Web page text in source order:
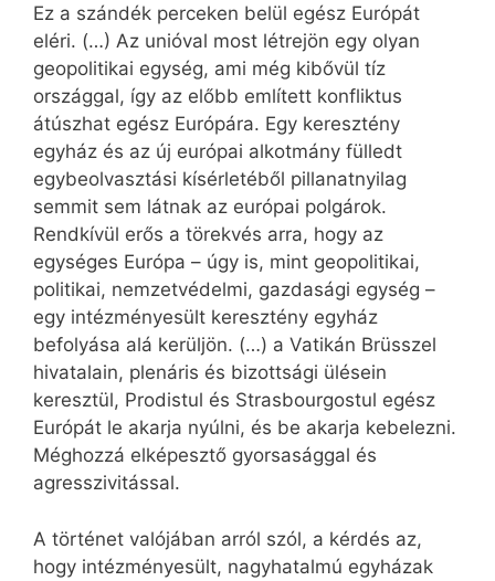
Ez a szándék perceken belül egész Európát
eléri. (…) Az unióval most létrejön egy olyan
geopolitikai egység, ami még kibővül tíz
országgal, így az előbb említett konfliktus
átúszhat egész Európára. Egy keresztény
egyház és az új európai alkotmány fülledt
egybeolvasztási kísérletéből pillanatnyilag
semmit sem látnak az európai polgárok.
Rendkívül erős a törekvés arra, hogy az
egységes Európa – úgy is, mint geopolitikai,
politikai, nemzetvédelmi, gazdasági egység –
egy intézményesült keresztény egyház
befolyása alá kerüljön. (…) a Vatikán Brüsszel
hivatalain, plenáris és bizottsági ülésein
keresztül, Prodistul és Strasbourgostul egész
Európát le akarja nyúlni, és be akarja kebelezni.
Méghozzá elképesztő gyorsasággal és
agresszivitással.
A történet valójában arról szól, a kérdés az,
hogy intézményesült, nagyhatalmú egyházak